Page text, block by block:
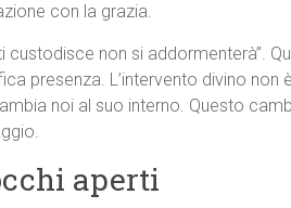
con la grazia.
custodisce non si addormenterà”.
presenza. L’intervento divino
noi al suo interno. Questo
aperti